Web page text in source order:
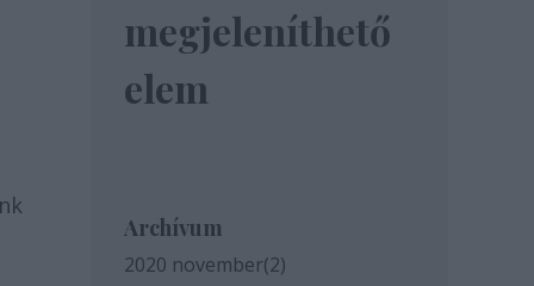
megjeleníthető
elem
Archívum
2020 november(2)